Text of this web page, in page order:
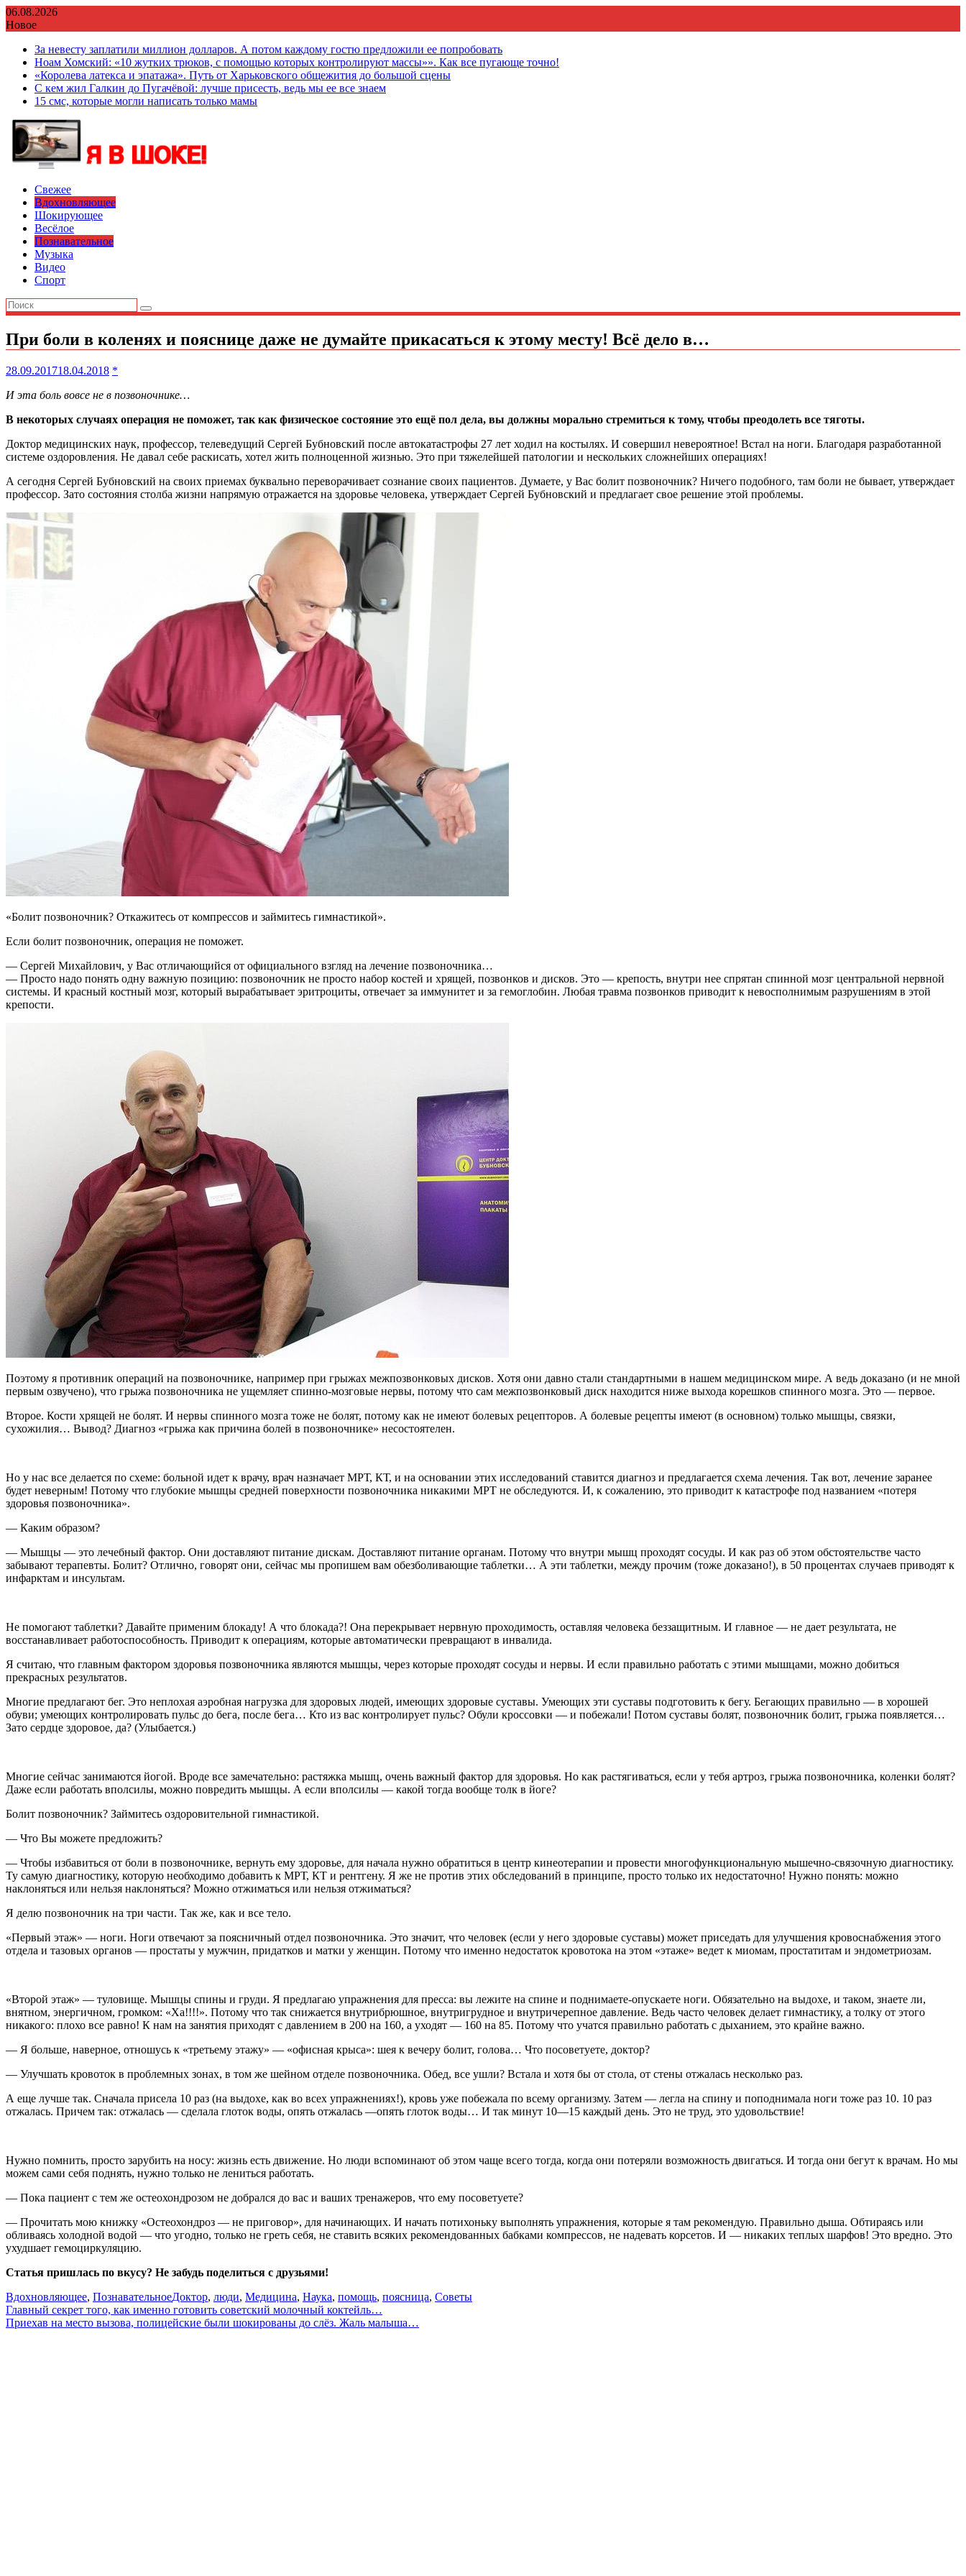
Перейти
к
06.08.2026
Новое
За невесту заплатили миллион долларов. А потом каждому гостю предложили ее попробовать
Ноам Хомский: «10 жутких трюков, с помощью которых контролируют массы»». Как все пугающе точно!
«Королева латекса и эпатажа». Путь от Харьковского общежития до большой сцены
С кем жил Галкин до Пугачёвой: лучше присесть, ведь мы ее все знаем
15 смс, которые могли написать только мамы
Свежее
Вдохновляющее
Шокирующее
Весёлое
Познавательное
Музыка
Видео
Спорт
При боли в коленях и пояснице даже не думайте прикасаться к этому месту! Всё дело в…
28.09.201718.04.2018 *
И эта боль вовсе не в позвоночнике…
В некоторых случаях операция не поможет, так как физическое состояние это ещё пол дела, вы должны морально стремиться к тому, чтобы преодолеть все тяготы.
Доктор медицинских наук, профессор, телеведущий Сергей Бубновский после автокатастрофы 27 лет ходил на костылях. И совершил невероятное! Встал на ноги. Благодаря разработанной
системе оздоровления. Не давал себе раскисать, хотел жить полноценной жизнью. Это при тяжелейшей патологии и нескольких сложнейших операциях!
А сегодня Сергей Бубновский на своих приемах буквально переворачивает сознание своих пациентов. Думаете, у Вас болит позвоночник? Ничего подобного, там боли не бывает, утверждает
профессор. Зато состояния столба жизни напрямую отражается на здоровье человека, утверждает Сергей Бубновский и предлагает свое решение этой проблемы.
«Болит позвоночник? Откажитесь от компрессов и займитесь гимнастикой».
Если болит позвоночник, операция не поможет.
— Сергей Михайлович, у Вас отличающийся от официального взгляд на лечение позвоночника…
— Просто надо понять одну важную позицию: позвоночник не просто набор костей и хрящей, позвонков и дисков. Это — крепость, внутри нее спрятан спинной мозг центральной нервной
системы. И красный костный мозг, который вырабатывает эритроциты, отвечает за иммунитет и за гемоглобин. Любая травма позвонков приводит к невосполнимым разрушениям в этой
крепости.
Поэтому я противник операций на позвоночнике, например при грыжах межпозвонковых дисков. Хотя они давно стали стандартными в нашем медицинском мире. А ведь доказано (и не мной
первым озвучено), что грыжа позвоночника не ущемляет спинно-мозговые нервы, потому что сам межпозвонковый диск находится ниже выхода корешков спинного мозга. Это — первое.
Второе. Кости хрящей не болят. И нервы спинного мозга тоже не болят, потому как не имеют болевых рецепторов. А болевые рецепты имеют (в основном) только мышцы, связки,
сухожилия… Вывод? Диагноз «грыжа как причина болей в позвоночнике» несостоятелен.
Но у нас все делается по схеме: больной идет к врачу, врач назначает МРТ, КТ, и на основании этих исследований ставится диагноз и предлагается схема лечения. Так вот, лечение заранее
будет неверным! Потому что глубокие мышцы средней поверхности позвоночника никакими МРТ не обследуются. И, к сожалению, это приводит к катастрофе под названием «потеря
здоровья позвоночника».
— Каким образом?
— Мышцы — это лечебный фактор. Они доставляют питание дискам. Доставляют питание органам. Потому что внутри мышц проходят сосуды. И как раз об этом обстоятельстве часто
забывают терапевты. Болит? Отлично, говорят они, сейчас мы пропишем вам обезболивающие таблетки… А эти таблетки, между прочим (тоже доказано!), в 50 процентах случаев приводят к
инфарктам и инсультам.
Не помогают таблетки? Давайте применим блокаду! А что блокада?! Она перекрывает нервную проходимость, оставляя человека беззащитным. И главное — не дает результата, не
восстанавливает работоспособность. Приводит к операциям, которые автоматически превращают в инвалида.
Я считаю, что главным фактором здоровья позвоночника являются мышцы, через которые проходят сосуды и нервы. И если правильно работать с этими мышцами, можно добиться
прекрасных результатов.
Многие предлагают бег. Это неплохая аэробная нагрузка для здоровых людей, имеющих здоровые суставы. Умеющих эти суставы подготовить к бегу. Бегающих правильно — в хорошей
обуви; умеющих контролировать пульс до бега, после бега… Кто из вас контролирует пульс? Обули кроссовки — и побежали! Потом суставы болят, позвоночник болит, грыжа появляется…
Зато сердце здоровое, да? (Улыбается.)
Многие сейчас занимаются йогой. Вроде все замечательно: растяжка мышц, очень важный фактор для здоровья. Но как растягиваться, если у тебя артроз, грыжа позвоночника, коленки болят?
Даже если работать вполсилы, можно повредить мышцы. А если вполсилы — какой тогда вообще толк в йоге?
Болит позвоночник? Займитесь оздоровительной гимнастикой.
— Что Вы можете предложить?
— Чтобы избавиться от боли в позвоночнике, вернуть ему здоровье, для начала нужно обратиться в центр кинеотерапии и провести многофункциональную мышечно-связочную диагностику.
Ту самую диагностику, которую необходимо добавить к МРТ, КТ и рентгену. Я же не против этих обследований в принципе, просто только их недостаточно! Нужно понять: можно
наклоняться или нельзя наклоняться? Можно отжиматься или нельзя отжиматься?
Я делю позвоночник на три части. Так же, как и все тело.
«Первый этаж» — ноги. Ноги отвечают за поясничный отдел позвоночника. Это значит, что человек (если у него здоровые суставы) может приседать для улучшения кровоснабжения этого
отдела и тазовых органов — простаты у мужчин, придатков и матки у женщин. Потому что именно недостаток кровотока на этом «этаже» ведет к миомам, простатитам и эндометриозам.
«Второй этаж» — туловище. Мышцы спины и груди. Я предлагаю упражнения для пресса: вы лежите на спине и поднимаете-опускаете ноги. Обязательно на выдохе, и таком, знаете ли,
внятном, энергичном, громком: «Ха!!!!». Потому что так снижается внутрибрюшное, внутригрудное и внутричерепное давление. Ведь часто человек делает гимнастику, а толку от этого
никакого: плохо все равно! К нам на занятия приходят с давлением в 200 на 160, а уходят — 160 на 85. Потому что учатся правильно работать с дыханием, это крайне важно.
— Я больше, наверное, отношусь к «третьему этажу» — «офисная крыса»: шея к вечеру болит, голова… Что посоветуете, доктор?
— Улучшать кровоток в проблемных зонах, в том же шейном отделе позвоночника. Обед, все ушли? Встала и хотя бы от стола, от стены отжалась несколько раз.
А еще лучше так. Сначала присела 10 раз (на выдохе, как во всех упражнениях!), кровь уже побежала по всему организму. Затем — легла на спину и поподнимала ноги тоже раз 10. 10 раз
отжалась. Причем так: отжалась — сделала глоток воды, опять отжалась —опять глоток воды… И так минут 10—15 каждый день. Это не труд, это удовольствие!
Нужно помнить, просто зарубить на носу: жизнь есть движение. Но люди вспоминают об этом чаще всего тогда, когда они потеряли возможность двигаться. И тогда они бегут к врачам. Но мы
можем сами себя поднять, нужно только не лениться работать.
— Пока пациент с тем же остеохондрозом не добрался до вас и ваших тренажеров, что ему посоветуете?
— Прочитать мою книжку «Остеохондроз — не приговор», для начинающих. И начать потихоньку выполнять упражнения, которые я там рекомендую. Правильно дыша. Обтираясь или
обливаясь холодной водой — что угодно, только не греть себя, не ставить всяких рекомендованных бабками компрессов, не надевать корсетов. И — никаких теплых шарфов! Это вредно. Это
ухудшает гемоциркуляцию.
Статья пришлась по вкусу? Не забудь поделиться с друзьями!
Вдохновляющее, ПознавательноеДоктор, люди, Медицина, Наука, помощь, поясница, Советы
Навигация
по
Главный секрет того, как именно готовить советский молочный коктейль…
Приехав на место вызова, полицейские были шокированы до слёз. Жаль малыша…